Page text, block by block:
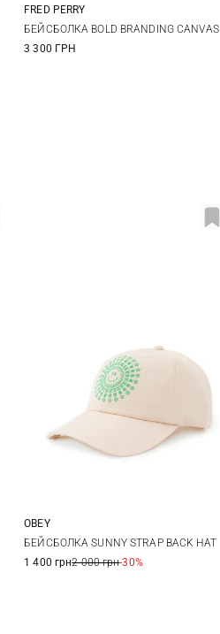
One size
FRED PERRY
БЕЙСБОЛКА BOLD BRANDING CANVAS
3 300 ГРН
One size
OBEY
БЕЙСБОЛКА SUNNY STRAP BACK HAT
1 400 грн2 000 грн-30%